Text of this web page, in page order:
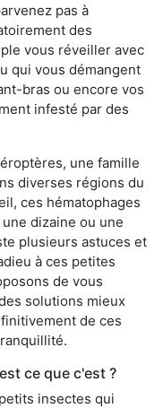
pas à
des
vous réveiller avec
qui vous démangent
bras ou encore vos
infesté par des
une famille
diverses régions du
ces hématophages
dizaine ou une
plusieurs astuces et
à ces petites
de vous
solutions mieux
de ces
ce que c'est ?
insectes qui